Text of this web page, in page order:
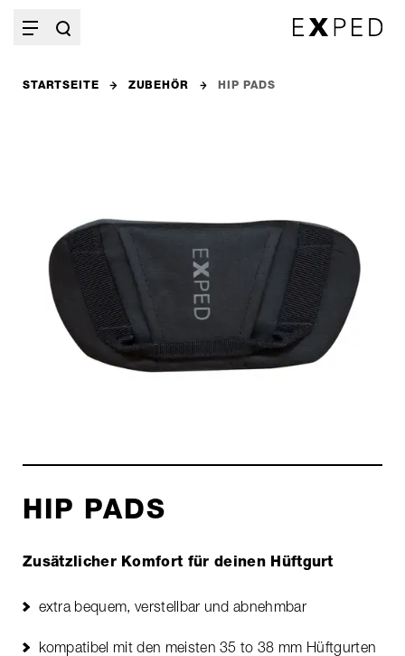
STARTSEITE ZUBEHÖR HIP PADS
HIP PADS
Zusätzlicher Komfort für deinen Hüftgurt
extra bequem, verstellbar und abnehmbar
kompatibel mit den meisten 35 to 38 mm Hüftgurten